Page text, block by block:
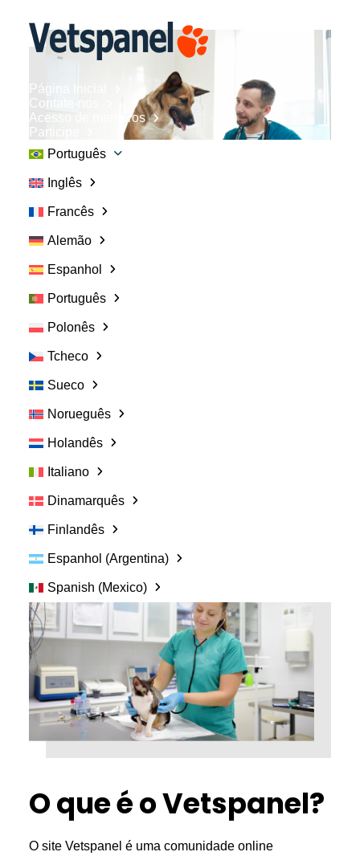
Página Inicial
Contate-nos
Acesso de membros
Participe
Português
Inglês
Francês
Alemão
Espanhol
Português
Polonês
Tcheco
Sueco
Norueguês
Holandês
Italiano
Dinamarquês
Finlandês
Espanhol (Argentina)
Spanish (Mexico)
Participe da nossa
comunidade para
profissionais da
área veterinária e
seja pago por suas
opiniões e expertise
O que é o Vetspanel?
O site Vetspanel é uma comunidade online